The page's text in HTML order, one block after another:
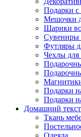
Подарки с
Мешочки
Шарики
Сувениры
Футляры
Чехлы для
Подарки
Подарки
Домашний
Ткань
Одеяла